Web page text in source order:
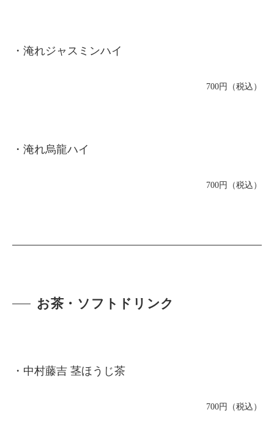
・淹れジャスミンハイ
700円（税込）
・淹れ烏龍ハイ
700円（税込）
お茶・ソフトドリンク
・中村藤吉 茎ほうじ茶
700円（税込）